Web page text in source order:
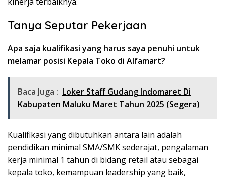
Tanya Seputar Pekerjaan
Apa saja kualifikasi yang harus saya penuhi untuk
melamar posisi Kepala Toko di Alfamart?
Baca Juga : Loker Staff Gudang Indomaret Di
Kabupaten Maluku Maret Tahun 2025 (Segera)
Kualifikasi yang dibutuhkan antara lain adalah
pendidikan minimal SMA/SMK sederajat, pengalaman
kerja minimal 1 tahun di bidang retail atau sebagai
kepala toko, kemampuan leadership yang baik,